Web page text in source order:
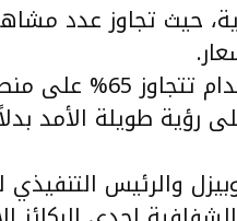
كما أن الأداة، التي
طويلة الأمد
والرئيس